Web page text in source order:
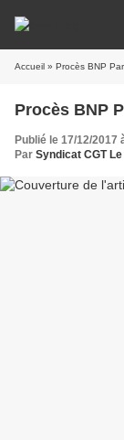
Accueil » Procès BNP
Procès BNP
Publié le 17/12/2017
Par Syndicat CGT